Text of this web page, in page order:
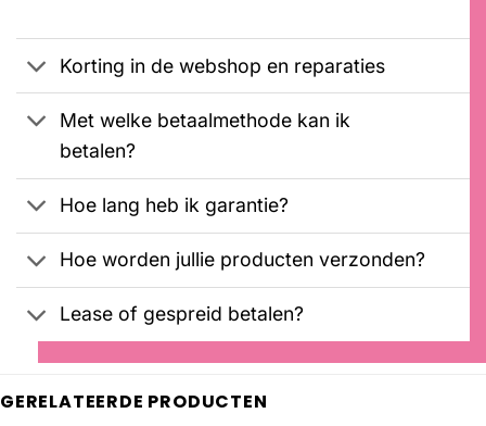
Korting in de webshop en reparaties
Met welke betaalmethode kan ik
betalen?
Hoe lang heb ik garantie?
Hoe worden jullie producten verzonden?
Lease of gespreid betalen?
GERELATEERDE PRODUCTEN